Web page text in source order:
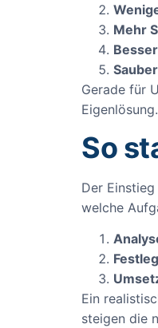
Mehr
Gerade für
So
Der
welche
Ein
steigen die